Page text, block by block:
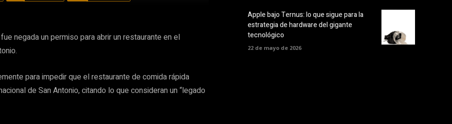
negada un permiso para abrir un restaurante en el
para impedir que el restaurante de comida rápida
de San Antonio, citando lo que consideran un “legado
Apple bajo Ternus: lo que sigue para la
estrategia de hardware del gigante
tecnológico
22 de mayo de 2026